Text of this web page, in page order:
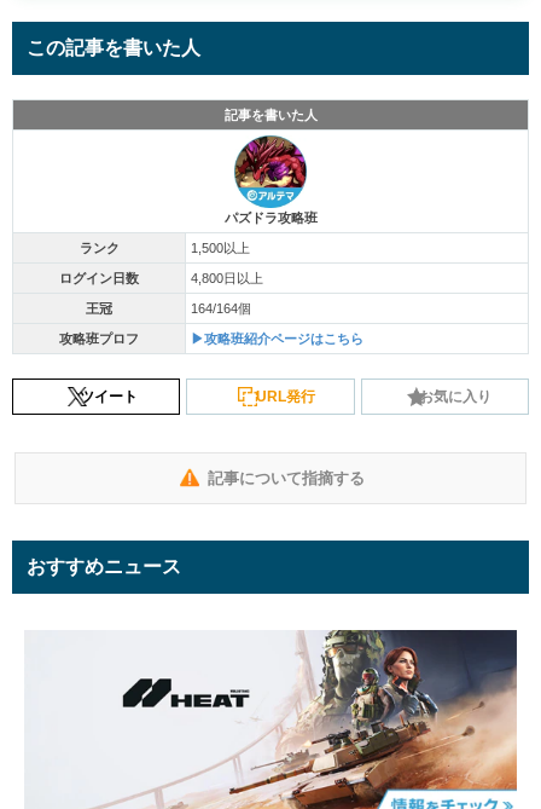
この記事を書いた人
記事を書いた人
パズドラ攻略班
ランク 1,500以上
ログイン日数 4,800日以上
王冠 164/164個
攻略班プロフ ▶攻略班紹介ページはこちら
ツイート URL発行 お気に入り
記事について指摘する
おすすめニュース